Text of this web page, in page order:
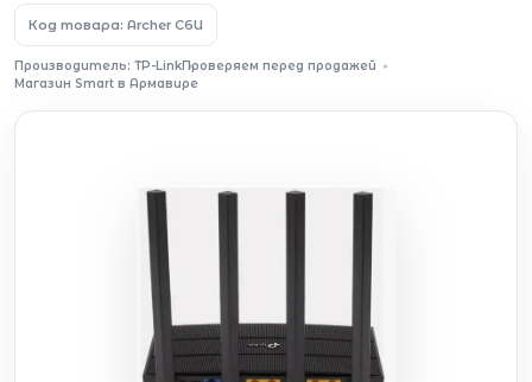
Код товара: Archer C6U
Производитель: TP-LinkПроверяем перед продажей
Магазин Smart в Армавире